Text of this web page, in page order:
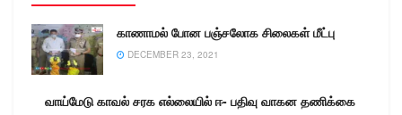
காணாமல் போன பஞ்சலோக சிலைகள் மீட்பு
DECEMBER 23, 2021
வாய்மேடு காவல் சரக எல்லையில் ஈ- பதிவு வாகன தணிக்கை